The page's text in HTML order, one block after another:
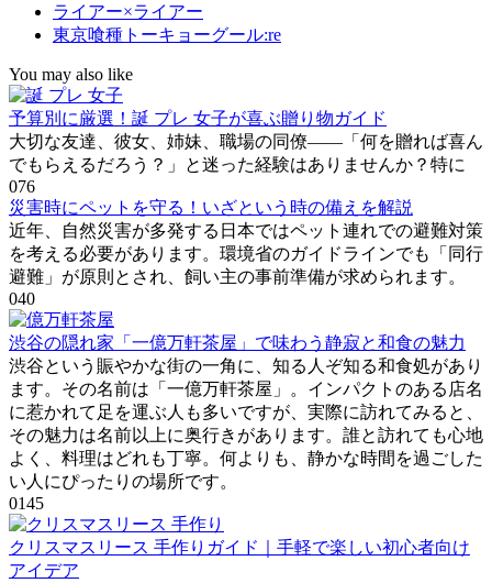
ライアー×ライアー
東京喰種トーキョーグール:re
You may also like
予算別に厳選！誕 プレ 女子が喜ぶ贈り物ガイド
大切な友達、彼女、姉妹、職場の同僚――「何を贈れば喜ん
でもらえるだろう？」と迷った経験はありませんか？特に
076
災害時にペットを守る！いざという時の備えを解説
近年、自然災害が多発する日本ではペット連れでの避難対策
を考える必要があります。環境省のガイドラインでも「同行
避難」が原則とされ、飼い主の事前準備が求められます。
040
渋谷の隠れ家「一億万軒茶屋」で味わう静寂と和食の魅力
渋谷という賑やかな街の一角に、知る人ぞ知る和食処があり
ます。その名前は「一億万軒茶屋」。インパクトのある店名
に惹かれて足を運ぶ人も多いですが、実際に訪れてみると、
その魅力は名前以上に奥行きがあります。誰と訪れても心地
よく、料理はどれも丁寧。何よりも、静かな時間を過ごした
い人にぴったりの場所です。
0145
クリスマスリース 手作りガイド｜手軽で楽しい初心者向け
アイデア